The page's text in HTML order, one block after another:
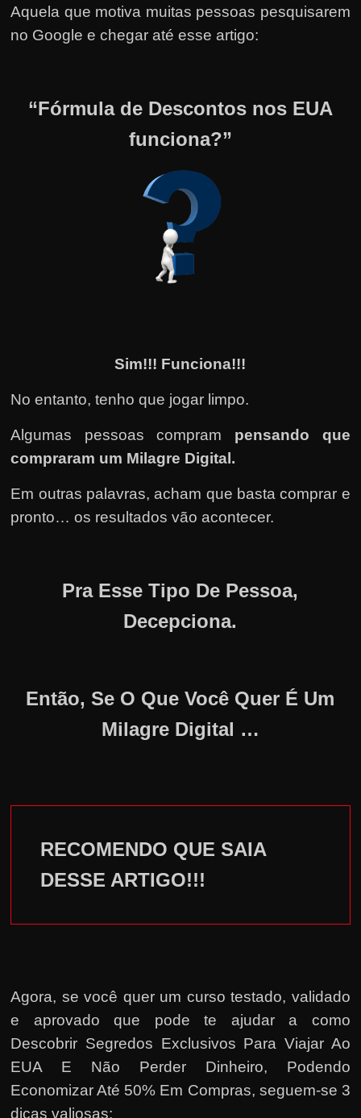
Aquela que motiva muitas pessoas pesquisarem
no Google e chegar até esse artigo:
“Fórmula de Descontos nos EUA
funciona?”
Sim!!! Funciona!!!
No entanto, tenho que jogar limpo.
Algumas pessoas compram pensando que
compraram um Milagre Digital.
Em outras palavras, acham que basta comprar e
pronto… os resultados vão acontecer.
Pra Esse Tipo De Pessoa,
Decepciona.
Então, Se O Que Você Quer É Um
Milagre Digital …
RECOMENDO QUE SAIA
DESSE ARTIGO!!!
Agora, se você quer um curso testado, validado
e aprovado que pode te ajudar a como
Descobrir Segredos Exclusivos Para Viajar Ao
EUA E Não Perder Dinheiro, Podendo
Economizar Até 50% Em Compras, seguem-se 3
dicas valiosas: